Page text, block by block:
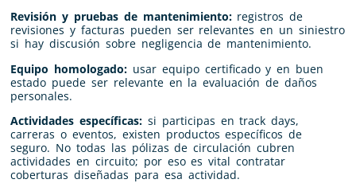
Revisión y pruebas de mantenimiento:registros de
revisiones y facturas pueden ser relevantes en un siniestro
si hay discusión sobre negligencia de mantenimiento.
Equipo homologado:usar equipo certificado y en buen
estado puede ser relevante en la evaluación de daños
personales.
Actividades específicas:si participas en track days,
carreras o eventos, existen productos específicos de
seguro. No todas las pólizas de circulación cubren
actividades en circuito; por eso es vital contratar
coberturas diseñadas para esa actividad.